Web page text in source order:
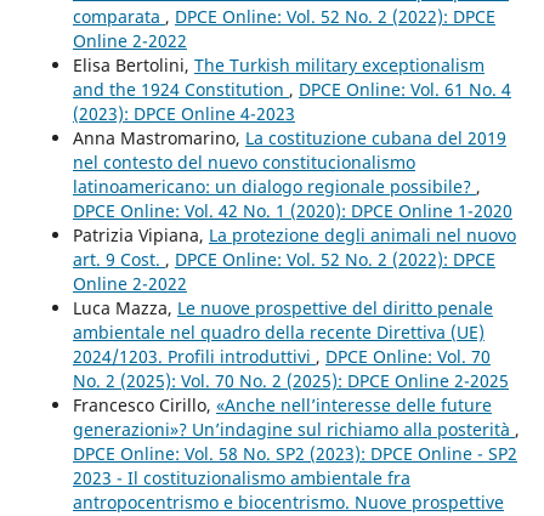
comparata , DPCE Online: Vol. 52 No. 2 (2022): DPCE
Online 2-2022
Elisa Bertolini, The Turkish military exceptionalism
and the 1924 Constitution , DPCE Online: Vol. 61 No. 4
(2023): DPCE Online 4-2023
Anna Mastromarino, La costituzione cubana del 2019
nel contesto del nuevo constitucionalismo
latinoamericano: un dialogo regionale possibile? ,
DPCE Online: Vol. 42 No. 1 (2020): DPCE Online 1-2020
Patrizia Vipiana, La protezione degli animali nel nuovo
art. 9 Cost. , DPCE Online: Vol. 52 No. 2 (2022): DPCE
Online 2-2022
Luca Mazza, Le nuove prospettive del diritto penale
ambientale nel quadro della recente Direttiva (UE)
2024/1203. Profili introduttivi , DPCE Online: Vol. 70
No. 2 (2025): Vol. 70 No. 2 (2025): DPCE Online 2-2025
Francesco Cirillo, «Anche nell’interesse delle future
generazioni»? Un’indagine sul richiamo alla posterità ,
DPCE Online: Vol. 58 No. SP2 (2023): DPCE Online - SP2
2023 - Il costituzionalismo ambientale fra
antropocentrismo e biocentrismo. Nuove prospettive